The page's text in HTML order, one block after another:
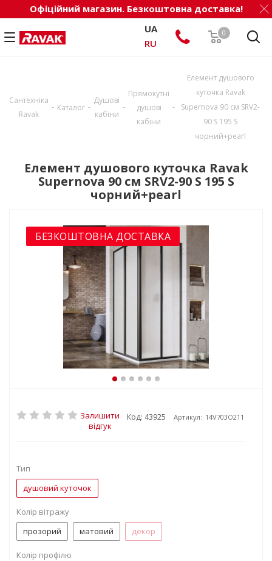
Офіційний магазин. Безкоштовна доставка!
0
UA
RU
Сантехніка
Ravak
- Каталог -
Душові
кабіни
-
Прямокутні
душові
кабіни
-
Елемент душового
куточка Ravak
Supernova 90 см SRV2-
90 S 195 S
чорний+pearl
Елемент душового куточка Ravak
Supernova 90 см SRV2-90 S 195 S
чорний+pearl
БЕЗКОШТОВНА ДОСТАВКА
Залишити
відгук
Код: 43925 Артикул: 14V703O211
Тип
душовий куточок
Колір вітражу
прозорий
матовий декор
Колір профілю